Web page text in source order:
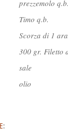
q.b.
q.b.
di 1
Filetto di
: